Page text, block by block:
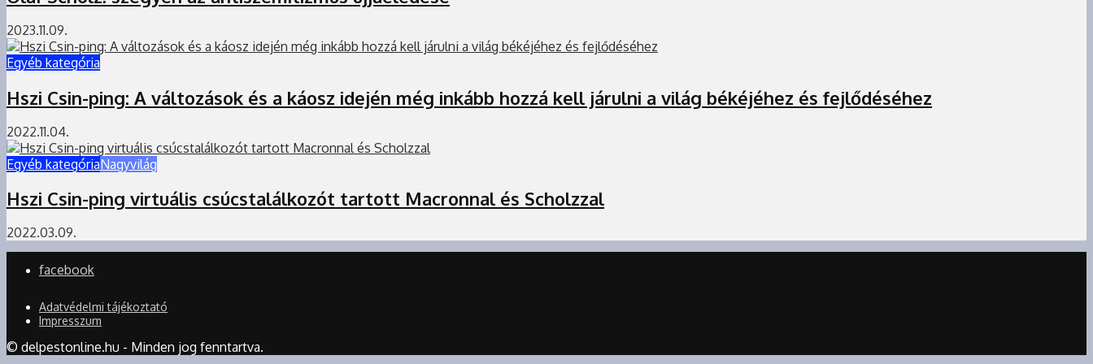
2023.11.09.
Egyéb kategória
Hszi Csin-ping: A változások és a káosz idején még inkább hozzá kell járulni a világ békéjéhez és fejlődéséhez
2022.11.04.
Egyéb kategóriaNagyvilág
Hszi Csin-ping virtuális csúcstalálkozót tartott Macronnal és Scholzzal
2022.03.09.
facebook
Adatvédelmi tájékoztató
Impresszum
© delpestonline.hu - Minden jog fenntartva.